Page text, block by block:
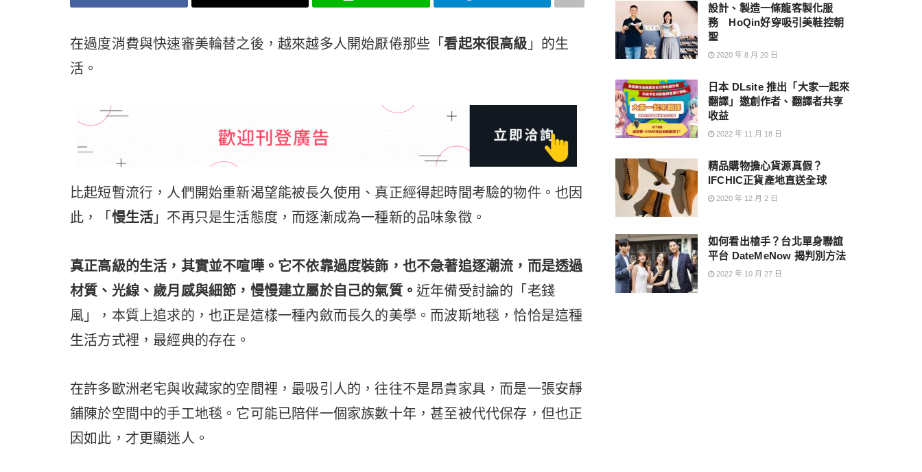
在過度消費與快速審美輪替之後，越來越多人開始厭倦那些「看起來很高級 」的生
活。
比起短暫流行，人們開始重新渴望能被長久使用、真正經得起時間考驗的物件。也因
此，「 慢生活 」不再只是生活態度，而逐漸成為一種新的品味象徵。
真正高級的生活，其實並不喧嘩。它不依靠過度裝飾，也不急著追逐潮流，而是透過
材質、光線、歲月感與細節，慢慢建立屬於自己的氣質。近年備受討論的「老錢
風」，本質上追求的，也正是這樣一種內斂而長久的美學。而波斯地毯，恰恰是這種
生活方式裡，最經典的存在。
在許多歐洲老宅與收藏家的空間裡，最吸引人的，往往不是昂貴家具，而是一張安靜
鋪陳於空間中的手工地毯。它可能已陪伴一個家族數十年，甚至被代代保存，但也正
因如此，才更顯迷人。
設計、製造一條龍客製化服
務 HoQin好穿吸引美鞋控朝
聖
2020 年 8 月 20 日
日本 DLsite 推出「大家一起來
翻譯」邀創作者、翻譯者共享
收益
2022 年 11 月 18 日
精品購物擔心貨源真假？
IFCHIC正貨產地直送全球
2020 年 12 月 2 日
如何看出槍手？台北單身聯誼
平台 DateMeNow 揭判別方法
2022 年 10 月 27 日